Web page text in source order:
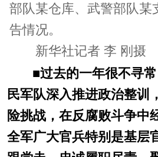
部队某仓库、武警部队某
告情况。
新华社记者 李 刚摄
■过去的一年很不寻
民军队深入推进政治整训
险挑战，在反腐败斗争中
全军广大官兵特别是基层